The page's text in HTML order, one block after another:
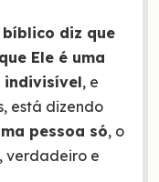
diz que
Ele é uma
indivisível, e
está dizendo
pessoa só, o
verdadeiro e